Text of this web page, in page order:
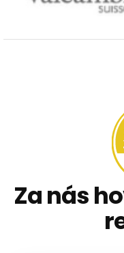
Za nás